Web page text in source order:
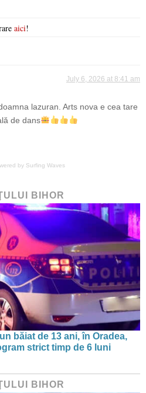
aici!
July 6, 2026 at 8:41 am
lazuran. Arts nova e cea tare
de dans
by Surfing Waves
BIHOR
băiat de 13 ani, în Oradea,
strict timp de 6 luni
BIHOR